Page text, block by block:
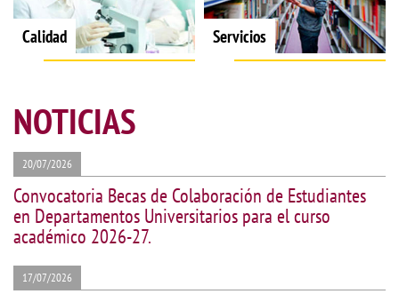
Calidad Servicios
NOTICIAS
20/07/2026
Convocatoria Becas de Colaboración de Estudiantes
en Departamentos Universitarios para el curso
académico 2026-27.
17/07/2026